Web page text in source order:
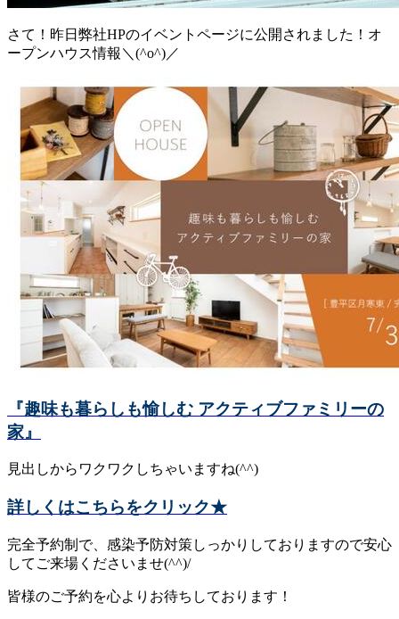
さて！昨日弊社HPのイベントページに公開されました！オ
ープンハウス情報＼(^o^)／
『趣味も暮らしも愉しむ アクティブファミリーの
家』
見出しからワクワクしちゃいますね(^^)
詳しくはこちらをクリック★
完全予約制で、感染予防対策しっかりしておりますので安心
してご来場くださいませ(^^)/
皆様のご予約を心よりお待ちしております！